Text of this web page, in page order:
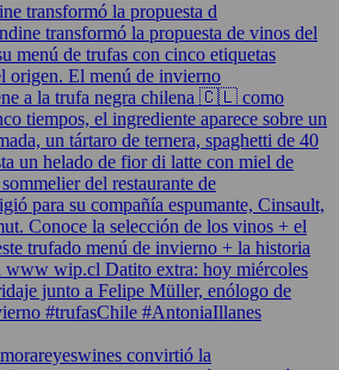
transformó la propuesta d
convirtió la